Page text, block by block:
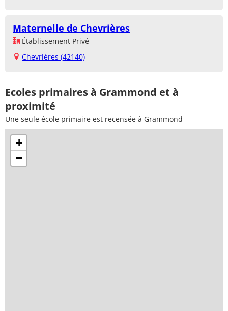
Maternelle de Chevrières
Établissement Privé
Chevrières (42140)
Ecoles primaires à Grammond et à
proximité
Une seule école primaire est recensée à Grammond
+
−